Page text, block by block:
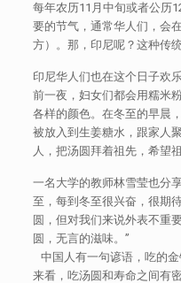
每年农历11月中旬或者公历
要的节气，通常华人们，会
方）。那，印尼呢？这种传
印尼华人们也在这个日子欢
前一夜，妇女们都会用糯米
各样的颜色。在冬至的早晨
被放入到生姜糖水，跟家人
人，把汤圆拜着祖先，希望
一名大学的教师林雪莹也分
至，每到冬至很兴奋，很期
圆，但对我们来说外表不重
圆，无言的滋味。”
中国人有一句谚语，吃的
来看，吃汤圆和寿命之间有